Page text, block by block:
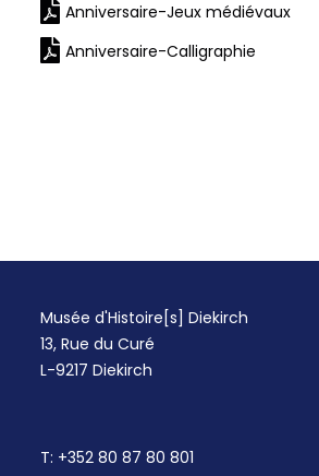
Anniversaire-Jeux médiévaux
Anniversaire-Calligraphie
Musée d'Histoire[s] Diekirch
13, Rue du Curé
L-9217 Diekirch
T: +352 80 87 80 801